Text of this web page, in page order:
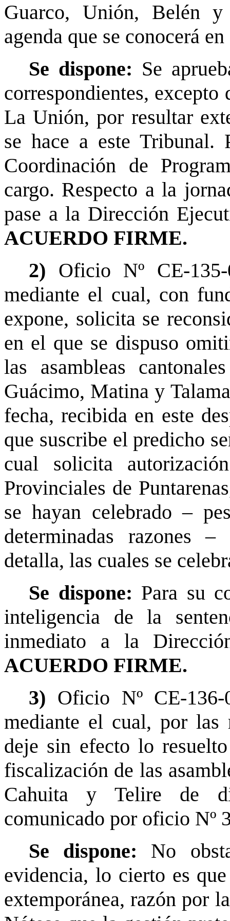
Guarco, Unión, Belén
agenda que se conocerá
Se dispone: Se
correspondientes,
La Unión, por resultar
se hace a este Tribunal.
Coordinación de
cargo. Respecto a la
pase a la Dirección
ACUERDO FIRME.
2) Oficio Nº CE-
mediante el cual, con
expone, solicita se
en el que se dispuso
las asambleas
Guácimo, Matina y
fecha, recibida en este
que suscribe el predicho
cual solicita
Provinciales de
se hayan celebrado –
determinadas razones
detalla, las cuales se
Se dispone: Para su
inteligencia de la
inmediato a la
ACUERDO FIRME.
3) Oficio Nº CE-
mediante el cual, por las
deje sin efecto lo
fiscalización de las
Cahuita y Telire de
comunicado por oficio Nº
Se dispone: No
evidencia, lo cierto es
extemporánea, razón por